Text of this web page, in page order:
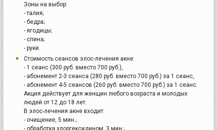
Зоны на выбор:
- талия;
- бедра;
- ягодицы;
- спина;
- руки.
Стоимость сеансов элос-лечения акне:
- 1 сеанс (300 руб. вместо 700 руб.),
- абонемент 2-3 сеанса (280 руб. вместо 700 руб.) за 1 сеанс,
- абонемент 4-5 сеансов (260 руб. вместо 700 руб.) за 1 сеанс.
Акция действует для женщин любого возраста и молодых
людей от 12 до 18 лет.
В элос-лечения акне входит:
- очищение, 5 мин.;
- обработка хлоргексидином, 3 мин.;